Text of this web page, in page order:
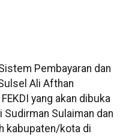
Pembayaran dan
Ali Afthan
yang akan dibuka
Sulaiman dan
kabupaten/kota di